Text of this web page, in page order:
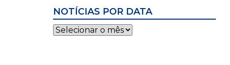
NOTÍCIAS POR DATA
Notícias
por